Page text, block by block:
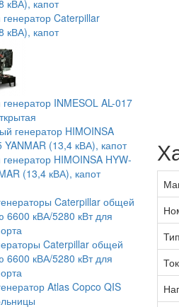
Caterpillar
кВА), капот
INMESOL AL-017
HIMOINSA HYW-
(13,4 кВА), капот
Caterpillar общей
6600 кВА/5280 кВт для